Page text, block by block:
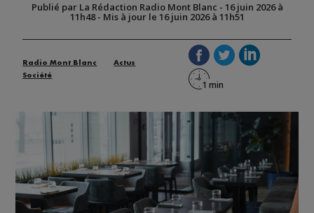
Publié par La Rédaction Radio Mont Blanc - 16 juin 2026 à
11h48- Mis à jour le 16 juin 2026 à 11h51
Radio Mont Blanc
Actus
Société